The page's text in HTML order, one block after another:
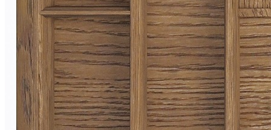
При необходимости лоток можно дополнить специальной
вставкой А, предназначенной для хранения ножей или
баночек со специями.
Описание товара
Предназначен для установки в ящик с шириной фасада
1200 мм.